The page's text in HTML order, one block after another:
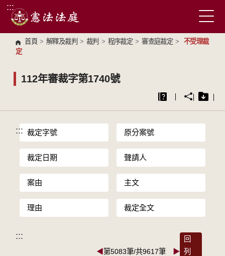
跳到主要內容區塊
:::
首頁 > 解釋及裁判 > 裁判 > 程序裁定 > 審查庭裁定 >
不受理裁
定
112年審裁字第1740號
::: 裁定字號 原分案號
裁定日期 聲請人
案由 主文
理由 裁定全文
:::
◀第5083筆/共9617筆 ▶
回
列